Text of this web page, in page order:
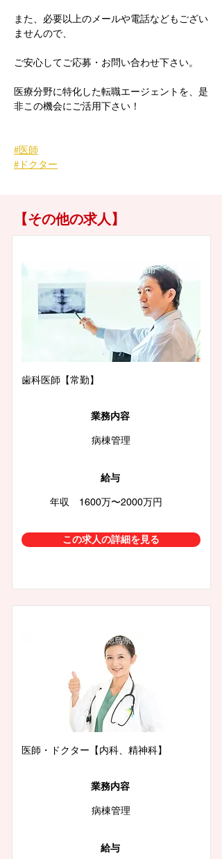
また、必要以上のメールや電話などもござい
ませんので、
ご安心してご応募・お問い合わせ下さい。
医療分野に特化した転職エージェントを、是
非この機会にご活用下さい！
#医師
#ドクター
【その他の求人】
徳島県徳島市
歯科医師【常勤】
業務内容
病棟管理
給与
年収 1600万〜2000万円
この求人の詳細を見る
徳島県徳島市
医師・ドクター【内科、精神科】
業務内容
病棟管理
給与